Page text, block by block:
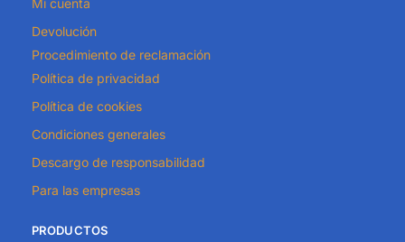
Devolución
Procedimiento de reclamación
Política de privacidad
Política de cookies
Condiciones generales
Descargo de responsabilidad
Para las empresas
PRODUCTOS